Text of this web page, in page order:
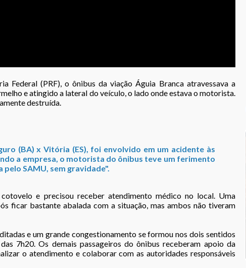
Federal (PRF), o ônibus da viação Águia Branca atravessava a
e atingido a lateral do veículo, o lado onde estava o motorista.
destruída.
(BA) x Vitória (ES), foi envolvido em um acidente às
a empresa, o motorista do ônibus teve um ferimento
SAMU, sem gravidade".
e precisou receber atendimento médico no local. Uma
ficar bastante abalada com a situação, mas ambos não tiveram
e um grande congestionamento se formou nos dois sentidos
7h20. Os demais passageiros do ônibus receberam apoio da
o atendimento e colaborar com as autoridades responsáveis